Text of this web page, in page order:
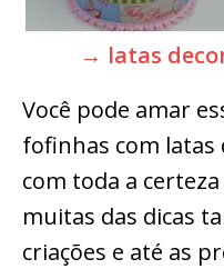
→ latas
Você pode amar
fofinhas com latas
com toda a
muitas das dicas
criações e até as